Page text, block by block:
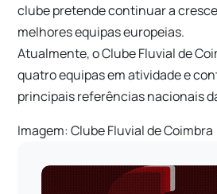
clube pretende continuar a
melhores equipas europeias.
Atualmente, o Clube Fluvial de
quatro equipas em atividade e
principais referências nacionais
Imagem:Clube Fluvial de Coimbra